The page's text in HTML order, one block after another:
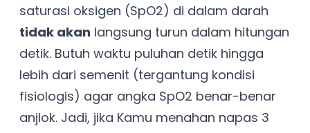
saturasi oksigen (SpO2) di dalam darah
tidak akan langsung turun dalam hitungan
detik. Butuh waktu puluhan detik hingga
lebih dari semenit (tergantung kondisi
fisiologis) agar angka SpO2 benar-benar
anjlok. Jadi, jika Kamu menahan napas 3